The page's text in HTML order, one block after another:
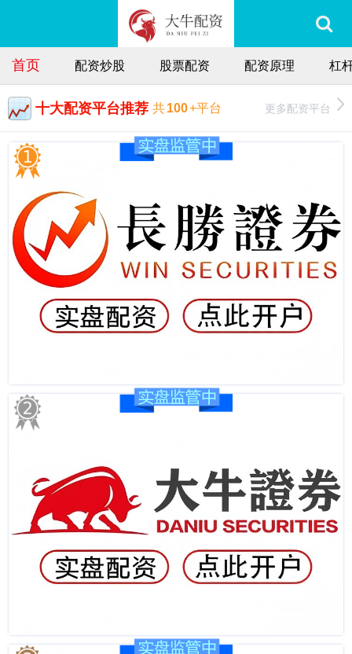
首页 配资炒股 股票配资 配资原理 杠
十大配资平台推荐 共100+平台 更多配资平台